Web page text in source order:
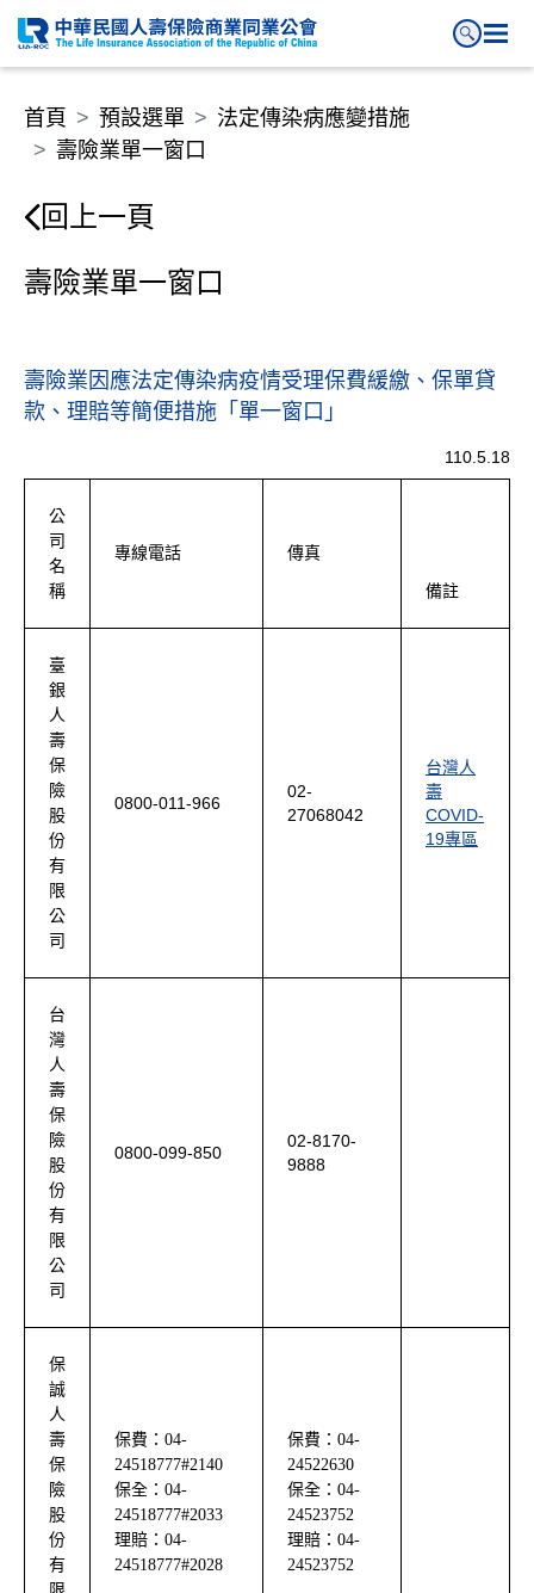
壽險業單一窗口
首頁 預設選單
法定傳染病應變措施
壽險業單一窗口
回上一頁
壽險業單一窗口
壽險業因應法定傳染病疫情受理保費緩繳、保單貸
款、理賠等簡便措施「單一窗口」
110.5.18
公
司
名
稱
專線電話 傳真
備註
臺
銀
人
壽
保
險
股
份
有
限
公
司
0800-011-966
02-
27068042
台灣人
壽
COVID-
19專區
台
灣
人
壽
保
險
股
份
有
限
公
司
0800-099-850
02-8170-
9888
保
誠
人
壽
保
險
股
份
有
保費： 04-
24518777#2140
保全： 04-
24518777#2033
理賠： 04-
24518777#2028
保費： 04-
24522630
保全： 04-
24523752
理賠： 04-
24523752